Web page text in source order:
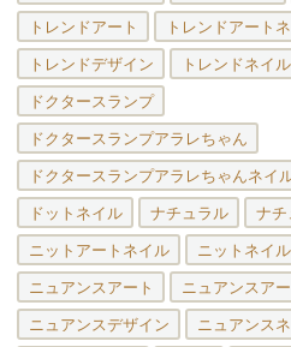
トレンドアート トレンドアート
トレンドデザイン トレンドネイル
ドクタースランプ
ドクタースランプアラレちゃん
ドクタースランプアラレちゃんネイ
ドットネイル ナチュラル ナチ
ニットアートネイル ニットネイル
ニュアンスアート ニュアンスア
ニュアンスデザイン ニュアンス